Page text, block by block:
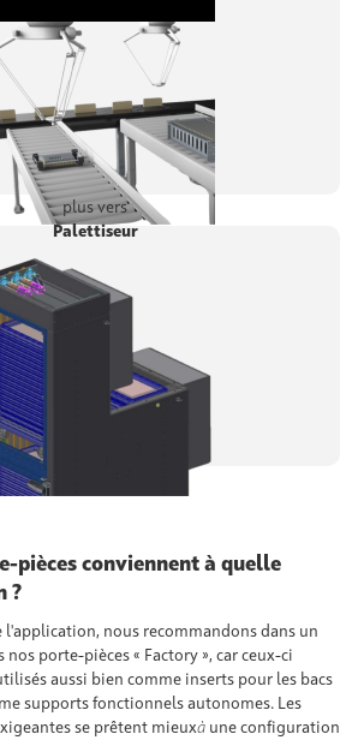
plus vers
Palettiseur
pièces conviennent à quelle
?
l'application, nous recommandons dans un
nos porte-pièces « Factory », car ceux-ci
aussi bien comme inserts pour les bacs
supports fonctionnels autonomes. Les
se prêtent mieuxà une configuration